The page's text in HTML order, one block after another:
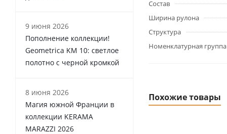
Состав
Ширина рулона
Структура
Номенклатурная группа
Похожие товары
9 июня 2026
Пополнение коллекции!
Geometrica KM 10: светлое
полотно с черной кромкой
8 июня 2026
Магия южной Франции в
коллекции KERAMA
MARAZZI 2026